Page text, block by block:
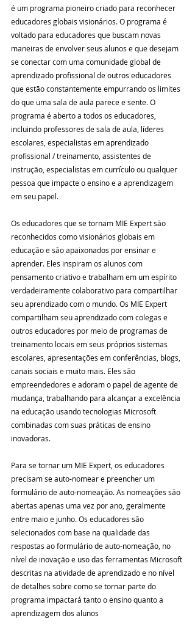
é um programa pioneiro criado para reconhecer
educadores globais visionários. O programa é
voltado para educadores que buscam novas
maneiras de envolver seus alunos e que desejam
se conectar com uma comunidade global de
aprendizado profissional de outros educadores
que estão constantemente empurrando os limites
do que uma sala de aula parece e sente. O
programa é aberto a todos os educadores,
incluindo professores de sala de aula, líderes
escolares, especialistas em aprendizado
profissional / treinamento, assistentes de
instrução, especialistas em currículo ou qualquer
pessoa que impacte o ensino e a aprendizagem
em seu papel.
Os educadores que se tornam MIE Expert são
reconhecidos como visionários globais em
educação e são apaixonados por ensinar e
aprender. Eles inspiram os alunos com
pensamento criativo e trabalham em um espírito
verdadeiramente colaborativo para compartilhar
seu aprendizado com o mundo. Os MIE Expert
compartilham seu aprendizado com colegas e
outros educadores por meio de programas de
treinamento locais em seus próprios sistemas
escolares, apresentações em conferências, blogs,
canais sociais e muito mais. Eles são
empreendedores e adoram o papel de agente de
mudança, trabalhando para alcançar a excelência
na educação usando tecnologias Microsoft
combinadas com suas práticas de ensino
inovadoras.
Para se tornar um MIE Expert, os educadores
precisam se auto-nomear e preencher um
formulário de auto-nomeação. As nomeações são
abertas apenas uma vez por ano, geralmente
entre maio e junho. Os educadores são
selecionados com base na qualidade das
respostas ao formulário de auto-nomeação, no
nível de inovação e uso das ferramentas Microsoft
descritas na atividade de aprendizado e no nível
de detalhes sobre como se tornar parte do
programa impactará tanto o ensino quanto a
aprendizagem dos alunos